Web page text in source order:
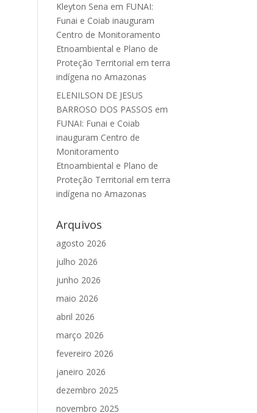
Kleyton Sena em FUNAI:
Funai e Coiab inauguram
Centro de Monitoramento
Etnoambiental e Plano de
Proteção Territorial em terra
indígena no Amazonas
ELENILSON DE JESUS
BARROSO DOS PASSOS em
FUNAI: Funai e Coiab
inauguram Centro de
Monitoramento
Etnoambiental e Plano de
Proteção Territorial em terra
indígena no Amazonas
Arquivos
agosto 2026
julho 2026
junho 2026
maio 2026
abril 2026
março 2026
fevereiro 2026
janeiro 2026
dezembro 2025
novembro 2025